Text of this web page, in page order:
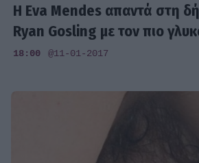
Η Eva Mendes απαντά στη
Ryan Gosling με τον πιο
18:00 @11-01-2017